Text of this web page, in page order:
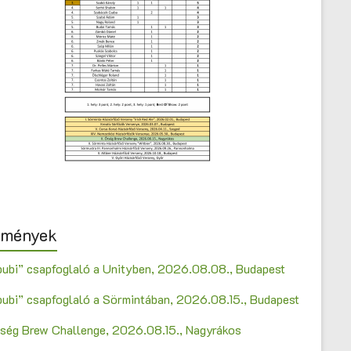
csapfoglaló a Unityben, 2026.08.08., Budapest
csapfoglaló a Sörmintában, 2026.08.15., Budapest
Brew Challenge, 2026.08.15., Nagyrákos